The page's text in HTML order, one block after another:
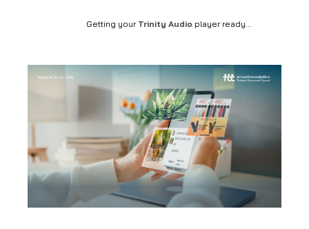
Getting your Trinity Audio player ready...